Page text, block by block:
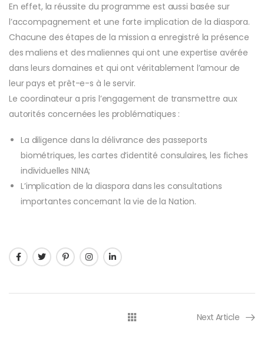
En effet, la réussite du programme est aussi basée sur
l’accompagnement et une forte implication de la diaspora.
Chacune des étapes de la mission a enregistré la présence
des maliens et des maliennes qui ont une expertise avérée
dans leurs domaines et qui ont véritablement l’amour de
leur pays et prêt-e-s à le servir.
Le coordinateur a pris l’engagement de transmettre aux
autorités concernées les problématiques :
La diligence dans la délivrance des passeports
biométriques, les cartes d’identité consulaires, les fiches
individuelles NINA;
L’implication de la diaspora dans les consultations
importantes concernant la vie de la Nation.
Next Article